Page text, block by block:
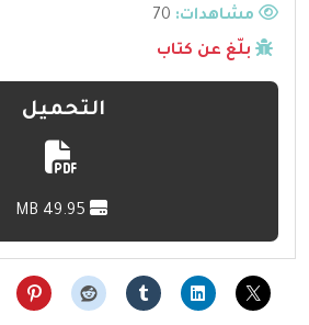
مشاهدات:
بلّغ عن كتاب
التحميل